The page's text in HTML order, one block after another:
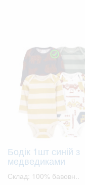
Бодік 1шт синій з
медведиками
Склад: 100% бавовн..